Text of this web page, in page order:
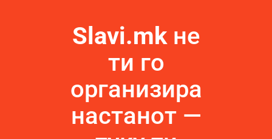
Slavi.mkне
ти го
организира
настанот —